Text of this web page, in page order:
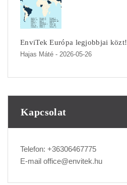
EnviTek Európa legjobbjai közt!
Hajas Máté - 2026-05-26
Kapcsolat
Telefon: +36306467775
E-mail office@envitek.hu